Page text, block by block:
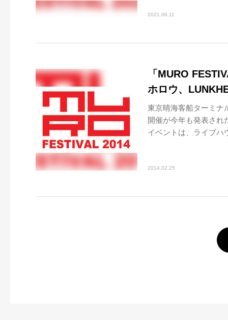
2021.06.11
「MURO
ホロウ、
東京晴海客船ターミナ
開催が今年も発表され
イベントは、ライブハ
2014.02.25